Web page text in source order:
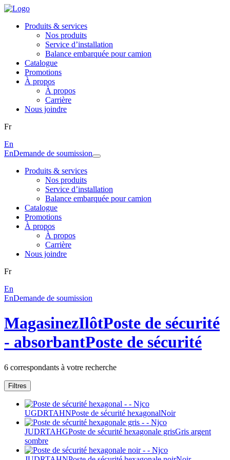
Produits & services
Nos produits
Service d’installation
Balance embarquée pour camion
Catalogue
Promotions
À propos
À propos
Carrière
Nous joindre
Fr
En
EnDemande de soumission
Produits & services
Nos produits
Service d’installation
Balance embarquée pour camion
Catalogue
Promotions
À propos
À propos
Carrière
Nous joindre
Fr
En
EnDemande de soumission
MagasinezIlôtPoste de sécurité
- absorbantPoste de sécurité
6 correspondants à votre recherche
Filtres
UGDRTAHNPoste de sécurité hexagonalNoir
JUDRTAHGPoste de sécurité hexagonale grisGris argent
sombre